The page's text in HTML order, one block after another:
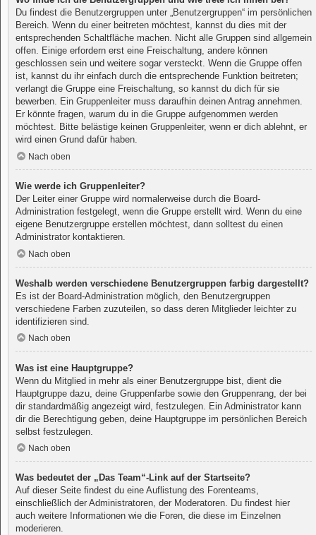
Du findest die Benutzergruppen unter „Benutzergruppen“ im persönlichen
Bereich. Wenn du einer beitreten möchtest, kannst du dies mit der
entsprechenden Schaltfläche machen. Nicht alle Gruppen sind allgemein
offen. Einige erfordern erst eine Freischaltung, andere können
geschlossen sein und weitere sogar versteckt. Wenn die Gruppe offen
ist, kannst du ihr einfach durch die entsprechende Funktion beitreten;
verlangt die Gruppe eine Freischaltung, so kannst du dich für sie
bewerben. Ein Gruppenleiter muss daraufhin deinen Antrag annehmen.
Er könnte fragen, warum du in die Gruppe aufgenommen werden
möchtest. Bitte belästige keinen Gruppenleiter, wenn er dich ablehnt, er
wird einen Grund dafür haben.
Nach oben
Wie werde ich Gruppenleiter?
Der Leiter einer Gruppe wird normalerweise durch die Board-
Administration festgelegt, wenn die Gruppe erstellt wird. Wenn du eine
eigene Benutzergruppe erstellen möchtest, dann solltest du einen
Administrator kontaktieren.
Nach oben
Weshalb werden verschiedene Benutzergruppen farbig dargestellt?
Es ist der Board-Administration möglich, den Benutzergruppen
verschiedene Farben zuzuteilen, so dass deren Mitglieder leichter zu
identifizieren sind.
Nach oben
Was ist eine Hauptgruppe?
Wenn du Mitglied in mehr als einer Benutzergruppe bist, dient die
Hauptgruppe dazu, deine Gruppenfarbe sowie den Gruppenrang, der bei
dir standardmäßig angezeigt wird, festzulegen. Ein Administrator kann
dir die Berechtigung geben, deine Hauptgruppe im persönlichen Bereich
selbst festzulegen.
Nach oben
Was bedeutet der „Das Team“-Link auf der Startseite?
Auf dieser Seite findest du eine Auflistung des Forenteams,
einschließlich der Administratoren, der Moderatoren. Du findest hier
auch weitere Informationen wie die Foren, die diese im Einzelnen
moderieren.